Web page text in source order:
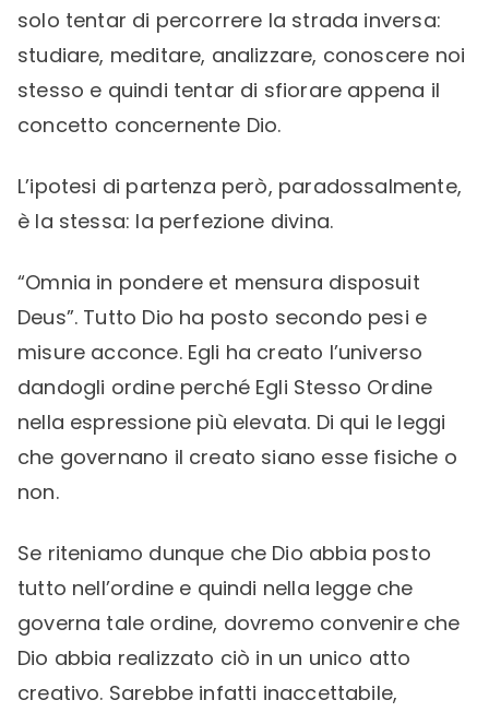
solo tentar di percorrere la strada inversa:
studiare, meditare, analizzare, conoscere noi
stesso e quindi tentar di sfiorare appena il
concetto concernente Dio.
L’ipotesi di partenza però, paradossalmente,
è la stessa: la perfezione divina.
“Omnia in pondere et mensura disposuit
Deus”. Tutto Dio ha posto secondo pesi e
misure acconce. Egli ha creato l’universo
dandogli ordine perché Egli Stesso Ordine
nella espressione più elevata. Di qui le leggi
che governano il creato siano esse fisiche o
non.
Se riteniamo dunque che Dio abbia posto
tutto nell’ordine e quindi nella legge che
governa tale ordine, dovremo convenire che
Dio abbia realizzato ciò in un unico atto
creativo. Sarebbe infatti inaccettabile,